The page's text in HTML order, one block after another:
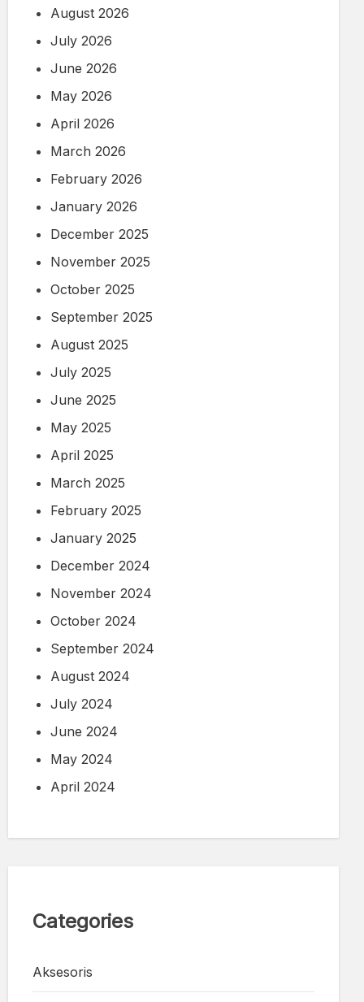
August 2026
July 2026
June 2026
May 2026
April 2026
March 2026
February 2026
January 2026
December 2025
November 2025
October 2025
September 2025
August 2025
July 2025
June 2025
May 2025
April 2025
March 2025
February 2025
January 2025
December 2024
November 2024
October 2024
September 2024
August 2024
July 2024
June 2024
May 2024
April 2024
Categories
Aksesoris